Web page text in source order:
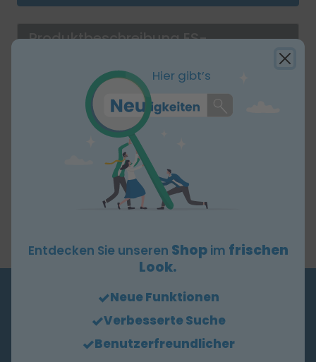
ProduktbeschreibungES-
Sprechstundenbedarf: abrechenbar
Ausführung: Unsteril, 8-fach
: 5,0 x 5,0 cm
Mullkompressen | Aus 100 % Baumwolle | 17-
BESTELLHOTLINE
+49 6431 9780-100
Hier gibt’s
Entdecken Sie unseren Shop im frischen
Look.
Neue Funktionen
Verbesserte Suche
Benutzerfreundlicher